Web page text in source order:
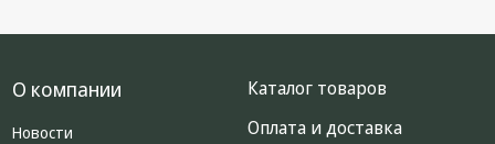
О компании
Новости
Каталог товаров
Оплата и доставка